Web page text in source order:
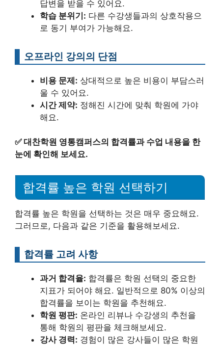
답변을 받을 수 있어요.
학습 분위기: 다른 수강생들과의 상호작용으
로 동기 부여가 가능해요.
오프라인 강의의 단점
비용 문제: 상대적으로 높은 비용이 부담스러
울 수 있어요.
시간 제약: 정해진 시간에 맞춰 학원에 가야
해요.
✅대찬학원 영통캠퍼스의 합격률과 수업 내용을 한
눈에 확인해 보세요.
합격률 높은 학원 선택하기
합격률 높은 학원을 선택하는 것은 매우 중요해요.
그러므로, 다음과 같은 기준을 활용해보세요.
합격률 고려 사항
과거 합격율: 합격률은 학원 선택의 중요한
지표가 되어야 해요. 일반적으로 80% 이상의
합격률을 보이는 학원을 추천해요.
학원 평판: 온라인 리뷰나 수강생의 추천을
통해 학원의 평판을 체크해보세요.
강사 경력: 경험이 많은 강사들이 많은 학원